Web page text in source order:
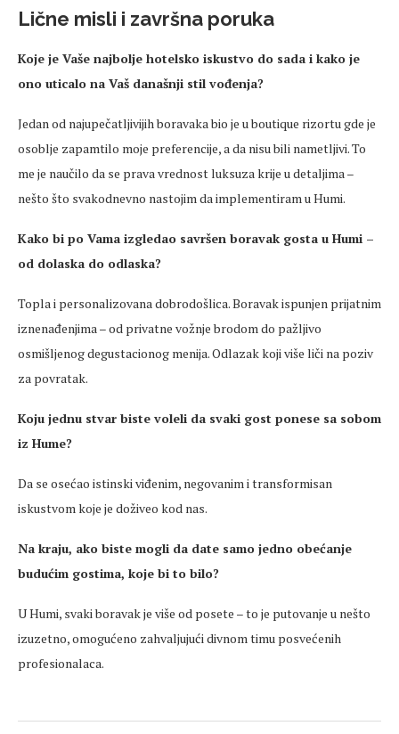
Lične misli i završna poruka
Koje je Vaše najbolje hotelsko iskustvo do sada i kako je
ono uticalo na Vaš današnji stil vođenja?
Jedan od najupečatljivijih boravaka bio je u boutique rizortu gde je
osoblje zapamtilo moje preferencije, a da nisu bili nametljivi. To
me je naučilo da se prava vrednost luksuza krije u detaljima –
nešto što svakodnevno nastojim da implementiram u Humi.
Kako bi po Vama izgledao savršen boravak gosta u Humi –
od dolaska do odlaska?
Topla i personalizovana dobrodošlica. Boravak ispunjen prijatnim
iznenađenjima – od privatne vožnje brodom do pažljivo
osmišljenog degustacionog menija. Odlazak koji više liči na poziv
za povratak.
Koju jednu stvar biste voleli da svaki gost ponese sa sobom
iz Hume?
Da se osećao istinski viđenim, negovanim i transformisan
iskustvom koje je doživeo kod nas.
Na kraju, ako biste mogli da date samo jedno obećanje
budućim gostima, koje bi to bilo?
U Humi, svaki boravak je više od posete – to je putovanje u nešto
izuzetno, omogućeno zahvaljujući divnom timu posvećenih
profesionalaca.